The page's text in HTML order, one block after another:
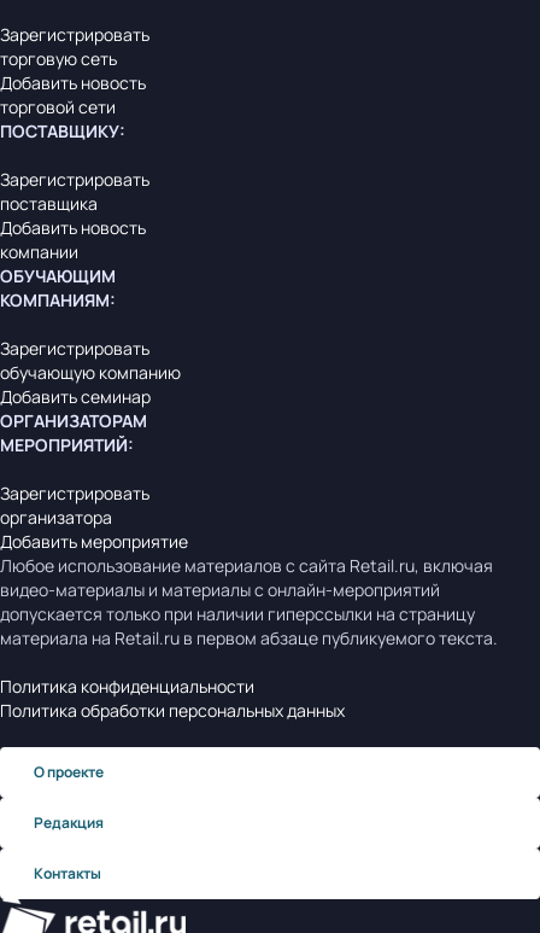
Зарегистрировать
торговую сеть
Добавить новость
торговой сети
ПОСТАВЩИКУ:
Зарегистрировать
поставщика
Добавить новость
компании
ОБУЧАЮЩИМ
КОМПАНИЯМ:
Зарегистрировать
обучающую компанию
Добавить семинар
ОРГАНИЗАТОРАМ
МЕРОПРИЯТИЙ:
Зарегистрировать
организатора
Добавить мероприятие
Любое использование материалов с сайта Retail.ru, включая
видео-материалы и материалы с онлайн-мероприятий
допускается только при наличии гиперссылки на страницу
материала на Retail.ru в первом абзаце публикуемого текста.
Политика конфиденциальности
Политика обработки персональных данных
О проекте
Редакция
Контакты